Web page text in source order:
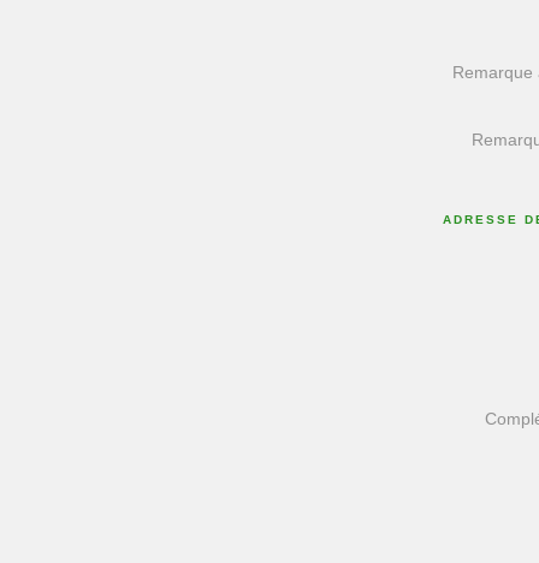
Remarque
ADRESSE